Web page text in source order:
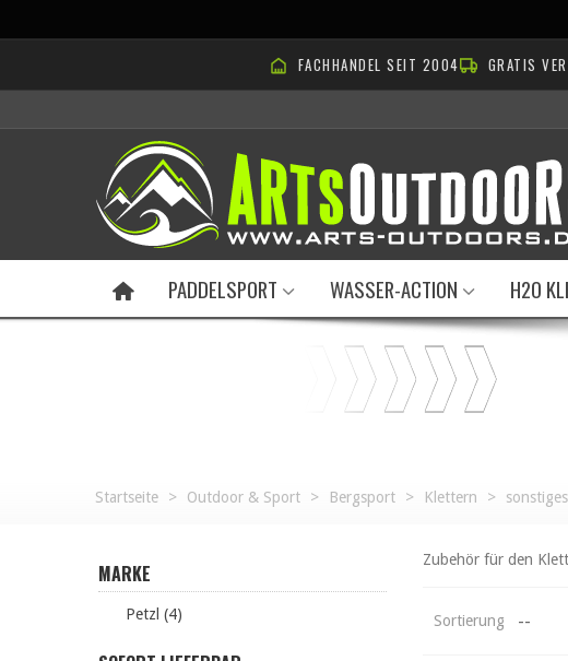
FACHHANDEL SEIT 2004 GRATIS
PADDELSPORT WASSER-ACTION H2O
Startseite > Outdoor & Sport > Bergsport > Klettern > sonstiges
MARKE
Petzl (4)
Zubehör für den
Sortierung --